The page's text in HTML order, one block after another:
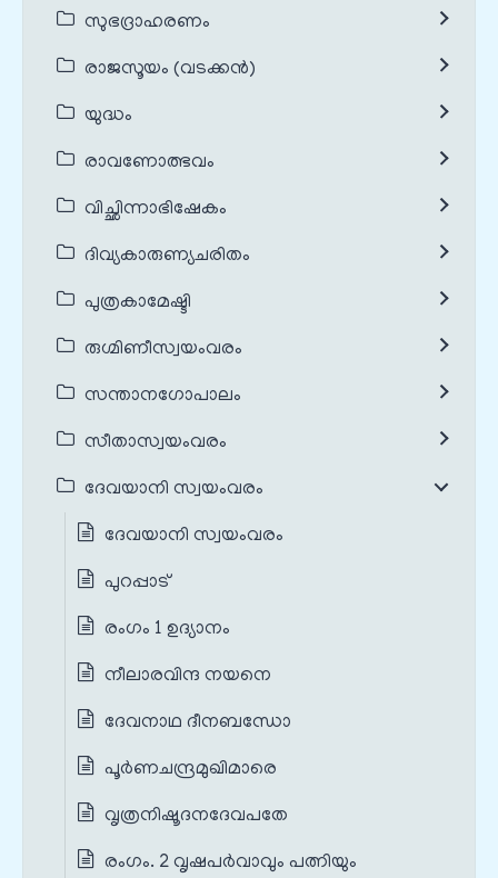
സുഭദ്രാഹരണം
രാജസൂയം (വടക്കൻ)
യുദ്ധം
രാവണോത്ഭവം
വിച്ഛിന്നാഭിഷേകം
ദിവ്യകാരുണ്യചരിതം
പുത്രകാമേഷ്ടി
രുഗ്മിണീസ്വയംവരം
സന്താനഗോപാലം
സീതാസ്വയംവരം
ദേവയാനി സ്വയംവരം
ദേവയാനി സ്വയംവരം
പുറപ്പാട്
രംഗം 1 ഉദ്യാനം
നീലാരവിന്ദ നയനെ
ദേവനാഥ ദീനബന്ധോ
പൂര്‍ണചന്ദ്രമുഖിമാരെ
വൃത്രനിഷൂദനദേവപതേ
രംഗം. 2 വൃഷപര്‍വാവും പത്നിയും